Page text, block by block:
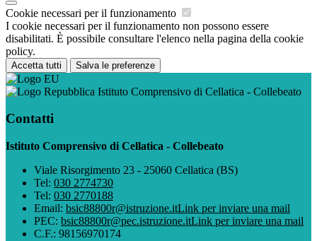
Cookie necessari per il funzionamento
I cookie necessari per il funzionamento non possono essere
disabilitati. È possibile consultare l'elenco nella pagina della cookie
policy.
Accetta tutti Salva le preferenze
Istituto Comprensivo di Cellatica - Collebeato
Contatti
Istituto Comprensivo di Cellatica - Collebeato
Viale Risorgimento 23 - 25060 Cellatica (BS)
Tel: 030 2774730
Tel: 030 2770188
Email: bsic88800r@istruzione.itLink per inviare una mail
PEC: bsic88800r@pec.istruzione.itLink per inviare una mail
C.F.: 98156970174